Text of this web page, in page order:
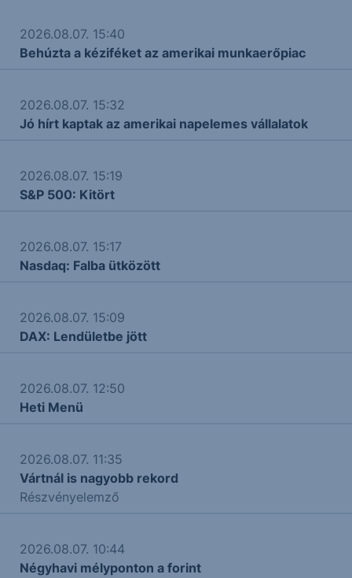
2026.08.07. 15:40
Behúzta a kéziféket az amerikai munkaerőpiac
2026.08.07. 15:32
Jó hírt kaptak az amerikai napelemes vállalatok
2026.08.07. 15:19
S&P 500: Kitört
2026.08.07. 15:17
Nasdaq: Falba ütközött
2026.08.07. 15:09
DAX: Lendületbe jött
2026.08.07. 12:50
Heti Menü
2026.08.07. 11:35
Vártnál is nagyobb rekord
Részvényelemző
2026.08.07. 10:44
Négyhavi mélyponton a forint